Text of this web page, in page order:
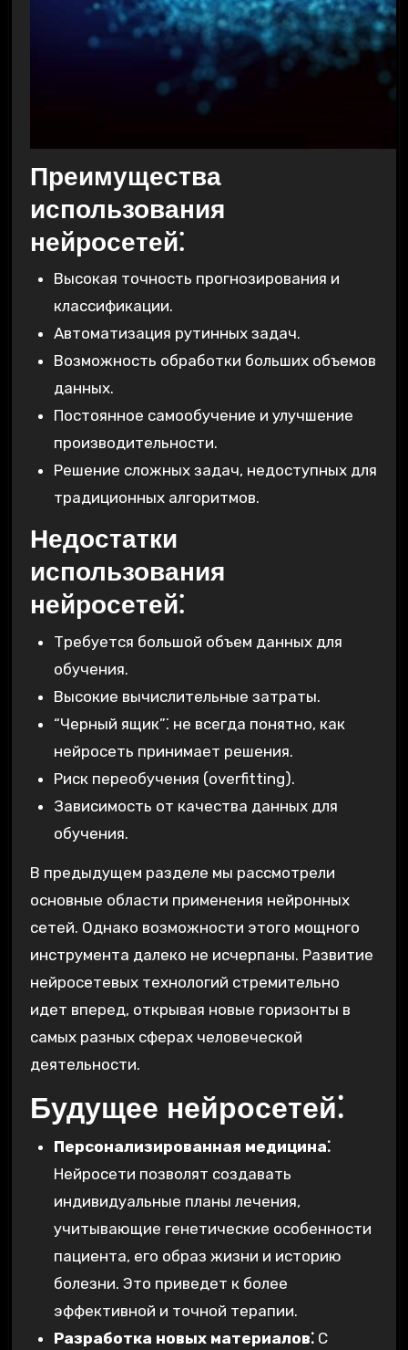
Преимущества
использования
нейросетей⁚
Высокая точность прогнозирования и
классификации.
Автоматизация рутинных задач.
Возможность обработки больших объемов
данных.
Постоянное самообучение и улучшение
производительности.
Решение сложных задач, недоступных для
традиционных алгоритмов.
Недостатки
использования
нейросетей⁚
Требуется большой объем данных для
обучения.
Высокие вычислительные затраты.
“Черный ящик”⁚ не всегда понятно, как
нейросеть принимает решения.
Риск переобучения (overfitting).
Зависимость от качества данных для
обучения.
В предыдущем разделе мы рассмотрели
основные области применения нейронных
сетей. Однако возможности этого мощного
инструмента далеко не исчерпаны. Развитие
нейросетевых технологий стремительно
идет вперед, открывая новые горизонты в
самых разных сферах человеческой
деятельности.
Будущее нейросетей⁚
Персонализированная медицина⁚
Нейросети позволят создавать
индивидуальные планы лечения,
учитывающие генетические особенности
пациента, его образ жизни и историю
болезни. Это приведет к более
эффективной и точной терапии.
Разработка новых материалов⁚С